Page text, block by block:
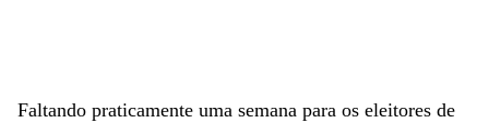
Faltando praticamente uma semana para os eleitores de